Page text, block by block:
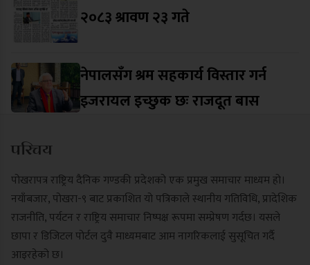
२०८३ श्रावण २३ गते
नेपालसँग श्रम सहकार्य विस्तार गर्न
इजरायल इच्छुक छः राजदूत बास
परिचय
पोखरापत्र राष्ट्रिय दैनिक गण्डकी प्रदेशको एक प्रमुख समाचार माध्यम हो।
नयाँबजार, पोखरा-९ बाट प्रकाशित यो पत्रिकाले स्थानीय गतिविधि, प्रादेशिक
राजनीति, पर्यटन र राष्ट्रिय समाचार निष्पक्ष रूपमा सम्प्रेषण गर्दछ। यसले
छापा र डिजिटल पोर्टल दुवै माध्यमबाट आम नागरिकलाई सुसूचित गर्दै
आइरहेको छ।